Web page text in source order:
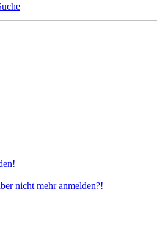
nicht mehr anmelden?!